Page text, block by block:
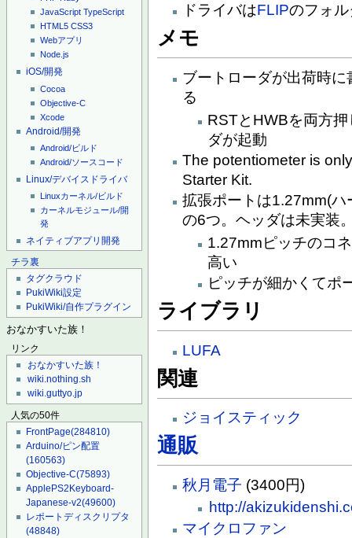
JavaScript TypeScript
HTML5 CSS3
Webアプリ
Node.js
iOS/開発
Cocoa
Objective-C
Xcode
Android/開発
Android/ビルド
Android/ソースコード
Linux/デバイスドライバ
Linuxカーネル/ビルド
カーネルモジュール/開
発
ネイティブアプリ開発
チラ裏
タグクラウド
PukiWiki設定
PukiWiki/自作プラグイン
おなかすいた族！
リンク
おなかすいた族！
wiki.nothing.sh
wiki.guttyo.jp
人気の50件
FrontPage(284810)
Arduino/ピン配置
(160563)
Objective-C(75893)
ApplePS2Keyboard-
Japanese-v2(49600)
レポートディスクリプタ
(48848)
ドライバはFLIPのフォ
メモ
ブートローダが出荷時に
る
RSTとHWBを両方
ダが起動
The potentiometer is
Starter Kit.
拡張ポートは1.27mm(
の6つ。ヘッダは未実装
1.27mmピッチのコ
高い
ピッチが細かくてポ
ライブラリ
LUFA
関連
ジョイスティック
通販
秋月電子 (3400円)
http://
マイクロファン